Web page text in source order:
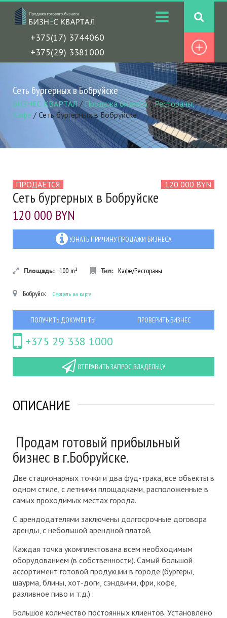
+375(17) 3744060
+375(29) 3381000
Сеть бургерных в Бобруйске
БИЗНЕС КВАРТАЛ/Продажа бизнеса/Рестораны,
Кафе / Сеть бургерных в Бобруйске
ПРОДАЕТСЯ 120 000 BYN
Сеть бургерных в Бобруйске
120 000 BYN
УЗНАТЬ ПРИЧИНУ ПРОДАЖИ БИЗНЕСА
Площадь: 100 m² Тип: Кафе/Рестораны
Бобруйск Смотреть на карте
ПОЛУЧИТЬ ДОКУМЕНТЫ ПРОВЕРИТЬ БИЗНЕС
+375 29 338 1000
ОТПРАВИТЬ ЗАПРОС ВЛАДЕЛЬЦУ
ОПИСАНИЕ
Продам готовый прибыльный
бизнес в г.Бобруйске.
Две стационарных точки и два фуд-трака, все объекты в
одном стиле, с летними площадками, расположенные в
самых проходимых местах города.
С арендодателями заключены долгосрочные договора
аренды, с небольшой арендной платой.
Каждая точка укомплектована всем необходимым
оборудованием (в собственности). Самый большой
ассортимент готовой продукции в городе (бургеры,
шаурма, блины, хот-доги, сэндвичи, фри, кофе,
разливное пиво и т.д.) .
Большое количество постоянных клиентов. Установлено